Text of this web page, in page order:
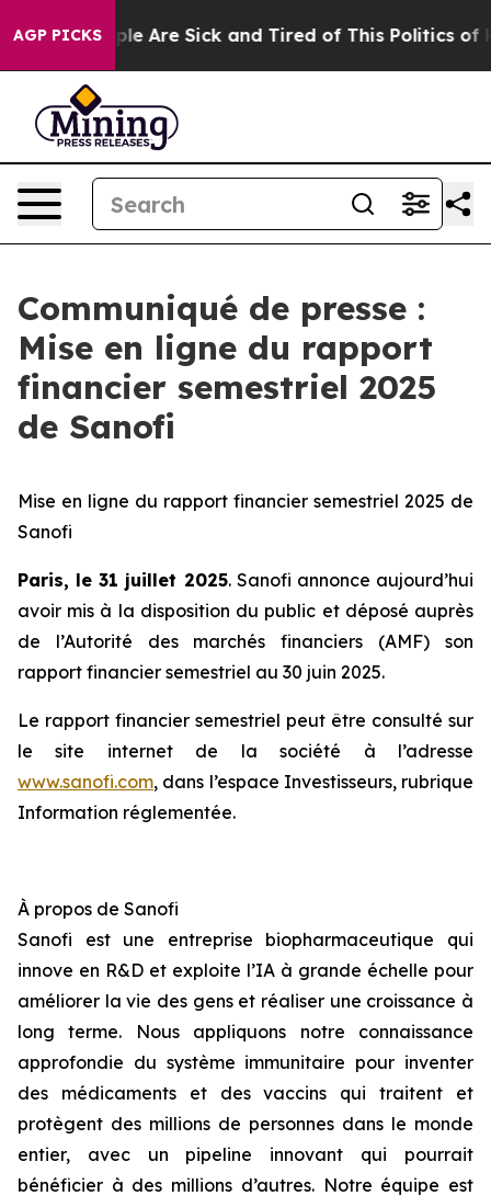
AGP PICKS
“People Are Sick and Tired of This Politics of
Communiqué de presse :
Mise en ligne du rapport
financier semestriel 2025
de Sanofi
Mise en ligne du rapport financier semestriel 2025 de
Sanofi
Paris, le 31 juillet 2025. Sanofi annonce aujourd’hui
avoir mis à la disposition du public et déposé auprès
de l’Autorité des marchés financiers (AMF) son
rapport financier semestriel au 30 juin 2025.
Le rapport financier semestriel peut être consulté sur
le site internet de la société à l’adresse
www.sanofi.com, dans l’espace Investisseurs, rubrique
Information réglementée.
À propos de Sanofi
Sanofi est une entreprise biopharmaceutique qui
innove en R&D et exploite l’IA à grande échelle pour
améliorer la vie des gens et réaliser une croissance à
long terme. Nous appliquons notre connaissance
approfondie du système immunitaire pour inventer
des médicaments et des vaccins qui traitent et
protègent des millions de personnes dans le monde
entier, avec un pipeline innovant qui pourrait
bénéficier à des millions d’autres. Notre équipe est